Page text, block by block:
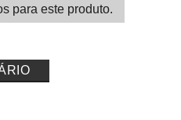
para este produto.